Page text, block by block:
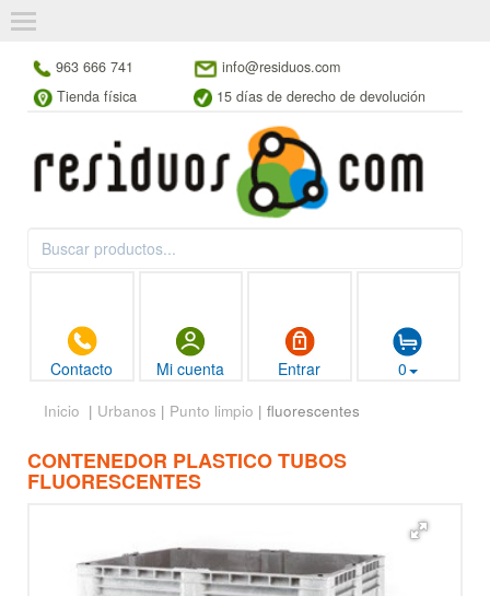
963 666 741
info@residuos.com
Tienda física
15 días de derecho de devolución
Contacto Mi cuenta Entrar 0
Inicio | Urbanos | Punto limpio | fluorescentes
CONTENEDOR PLASTICO TUBOS
FLUORESCENTES